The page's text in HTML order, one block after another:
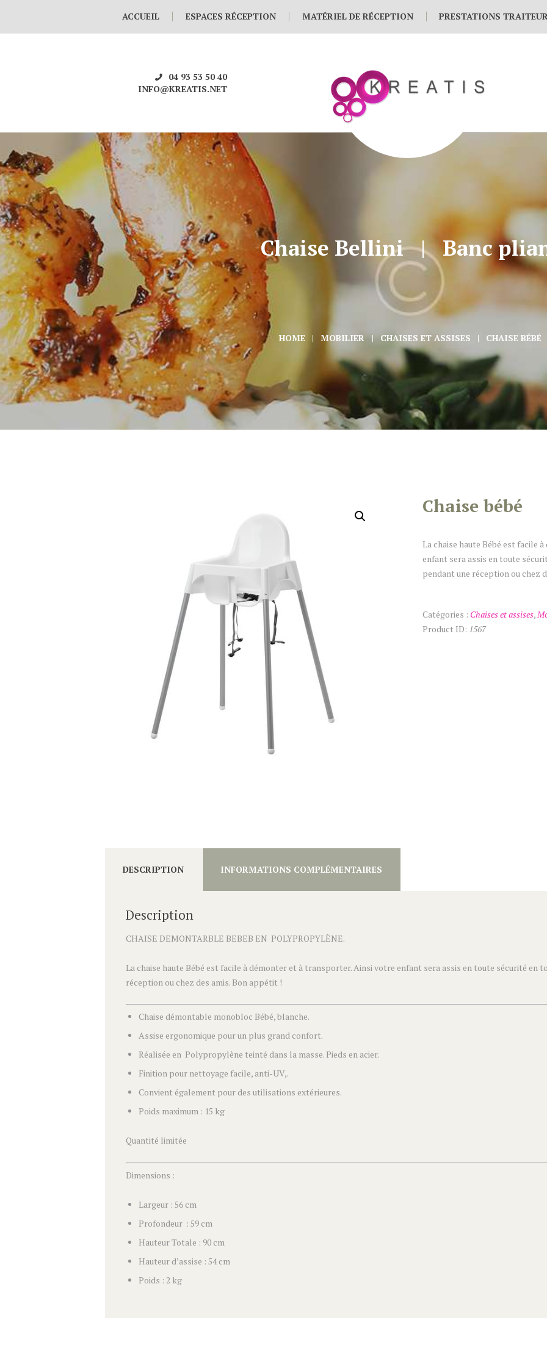
ACCUEIL ESPACES RÉCEPTION MATÉRIEL DE RÉCEPTION PRESTATIONS
04 93 53 50 40
INFO@KREATIS.NET
Chaise Bellini Banc
HOME MOBILIER CHAISES ET ASSISES CHAISE BÉBÉ
Chaise bébé
La chaise haute Bébé est facile
enfant sera assis en toute
pendant une réception ou chez
Catégories : Chaises et assises,
Product ID: 1567
DESCRIPTION INFORMATIONS COMPLÉMENTAIRES
Description
CHAISE DEMONTARBLE BEBEB EN POLYPROPYLÈNE.
La chaise haute Bébé est facile à démonter et à transporter. Ainsi votre enfant sera assis en toute sécurité en
réception ou chez des amis. Bon appétit !
Chaise démontable monobloc Bébé, blanche.
Assise ergonomique pour un plus grand confort.
Réalisée en Polypropylène teinté dans la masse. Pieds en acier.
Finition pour nettoyage facile, anti-UV,.
Convient également pour des utilisations extérieures.
Poids maximum : 15 kg
Quantité limitée
Dimensions :
Largeur : 56 cm
Profondeur : 59 cm
Hauteur Totale : 90 cm
Hauteur d’assise : 54 cm
Poids : 2 kg